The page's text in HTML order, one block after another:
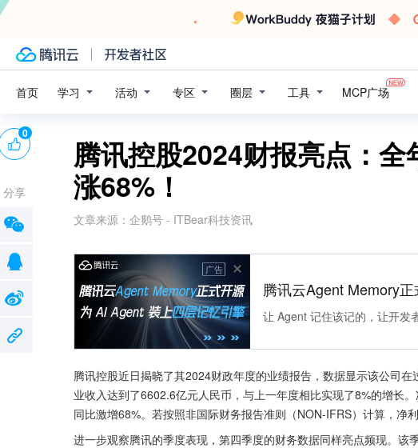
首页 学习 活动 专区 圈层 工具 MCP广场
腾讯控股2024财报亮点：
涨68%！
文章来源： 企鹅号 - ITBear科技资讯
广告
腾讯云Agent Memory
让 Agent 记住该记的，让开发
腾讯控股近日揭晓了其2024财政年度的业绩报告，数据显示该公司
业收入达到了6602.6亿元人民币，与上一年度相比实现了8%的增长
同比激增68%。若按照非国际财务报告准则（NON-IFRS）计算，净
进一步观察腾讯的季度表现，第四季度的财务数据同样亮点频现。
0
分享